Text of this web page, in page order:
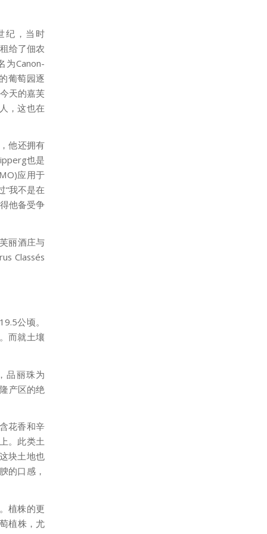
纪，当时
给了佃农
为Canon-
葡萄园逐
天的嘉芙
，这也在
他还拥有
也是
应用于
“我不是在
他备受争
丽酒庄与
Classés
公顷。
而就土壤
品丽珠为
产区的绝
花香和辛
。此类土
块土地也
的口感，
植株的更
植株，尤